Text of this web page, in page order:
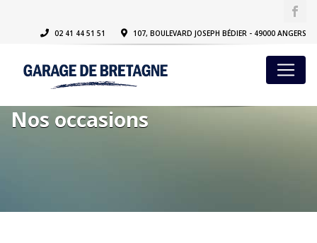
02 41 44 51 51 107, BOULEVARD JOSEPH BÉDIER - 49000 ANGERS
Nos occasions